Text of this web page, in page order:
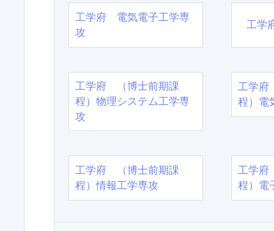
工学府 電気電子工学専
攻
工学
工学府 （博士前期課
程）物理システム工学専
攻
工学
程）電
工学府 （博士前期課
程）情報工学専攻
工学
程）電